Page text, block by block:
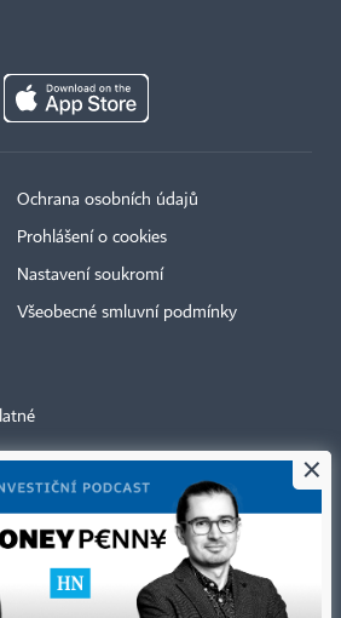
Ochrana osobních údajů
Prohlášení o cookies
Nastavení soukromí
Všeobecné smluvní podmínky
×